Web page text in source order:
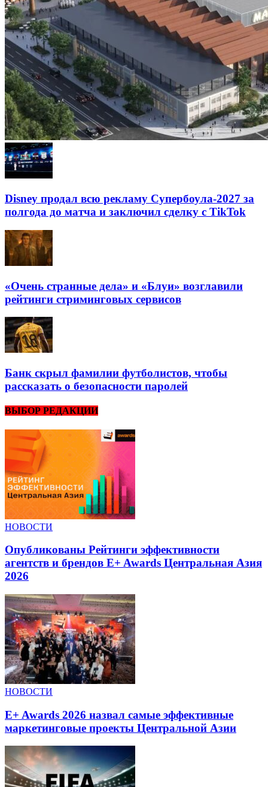
Disney продал всю рекламу Супербоула-2027 за
полгода до матча и заключил сделку с TikTok
«Очень странные дела» и «Блуи» возглавили
рейтинги стриминговых сервисов
Банк скрыл фамилии футболистов, чтобы
рассказать о безопасности паролей
ВЫБОР РЕДАКЦИИ
НОВОСТИ
Опубликованы Рейтинги эффективности
агентств и брендов E+ Awards Центральная Азия
2026
НОВОСТИ
E+ Awards 2026 назвал самые эффективные
маркетинговые проекты Центральной Азии